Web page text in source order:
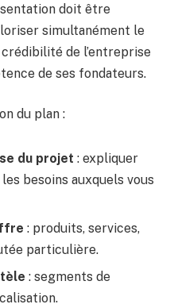
doit être
simultanément le
de l’entreprise
de ses fondateurs.
du plan :
du projet : expliquer
besoins auxquels vous
: produits, services,
particulière.
: segments de